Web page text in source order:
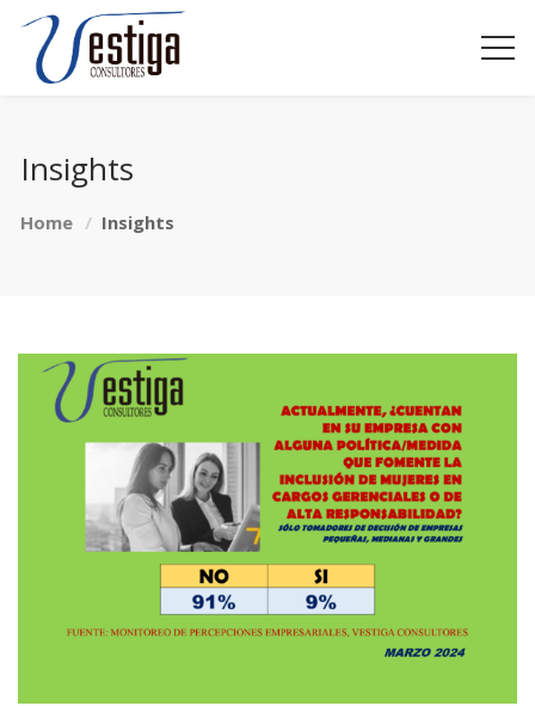
Insights
Home Insights